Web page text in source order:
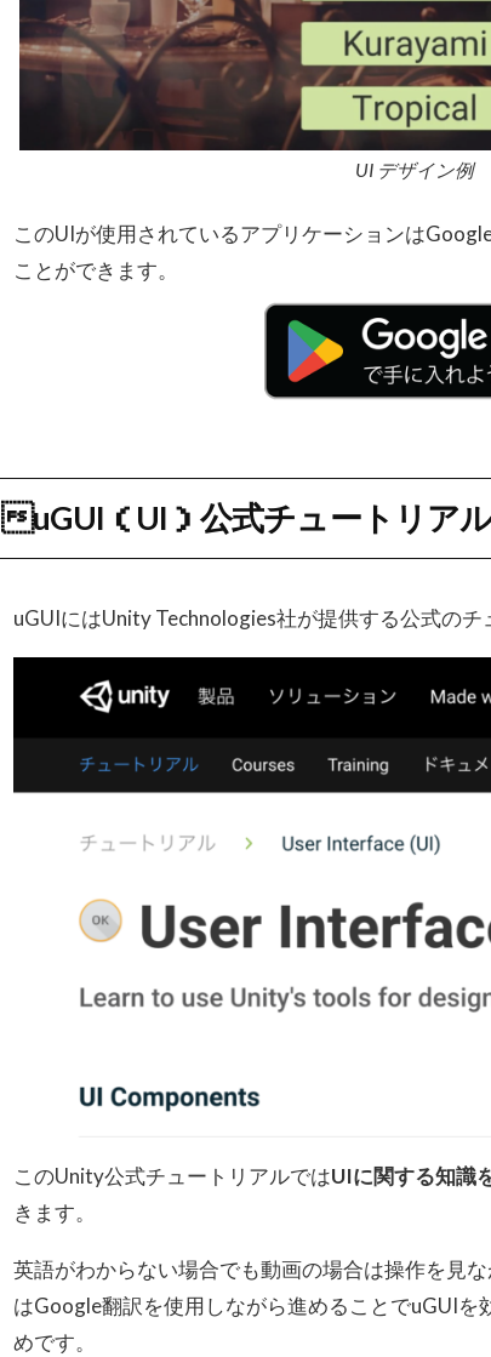
UI デザイン例
このUIが使用されているアプリケーションは
ことができます。
uGUI（UI）公式チュートリア
uGUIにはUnity Technologies社が提供する公式の
このUnity公式チュートリアルではUIに関する知識
きます。
英語がわからない場合でも動画の場合は操作を見
はGoogle翻訳を使用しながら進めることでuGUI
めです。